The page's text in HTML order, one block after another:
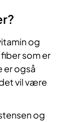
og
som er
er også
vil være
og